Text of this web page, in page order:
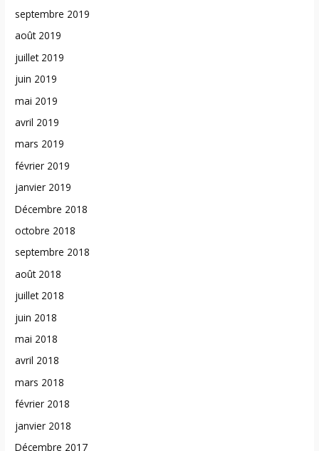
septembre 2019
août 2019
juillet 2019
juin 2019
mai 2019
avril 2019
mars 2019
février 2019
janvier 2019
Décembre 2018
octobre 2018
septembre 2018
août 2018
juillet 2018
juin 2018
mai 2018
avril 2018
mars 2018
février 2018
janvier 2018
Décembre 2017